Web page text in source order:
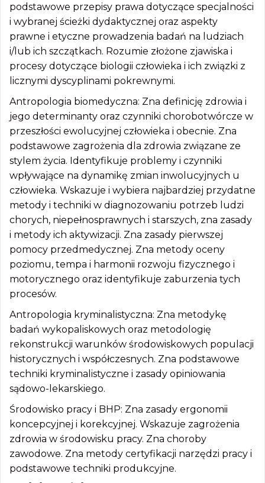
podstawowe przepisy prawa dotyczące specjalności
i wybranej ścieżki dydaktycznej oraz aspekty
prawne i etyczne prowadzenia badań na ludziach
i/lub ich szczątkach. Rozumie złożone zjawiska i
procesy dotyczące biologii człowieka i ich związki z
licznymi dyscyplinami pokrewnymi.
Antropologia biomedyczna: Zna definicję zdrowia i
jego determinanty oraz czynniki chorobotwórcze w
przeszłości ewolucyjnej człowieka i obecnie. Zna
podstawowe zagrożenia dla zdrowia związane ze
stylem życia. Identyfikuje problemy i czynniki
wpływające na dynamikę zmian inwolucyjnych u
człowieka. Wskazuje i wybiera najbardziej przydatne
metody i techniki w diagnozowaniu potrzeb ludzi
chorych, niepełnosprawnych i starszych, zna zasady
i metody ich aktywizacji. Zna zasady pierwszej
pomocy przedmedycznej. Zna metody oceny
poziomu, tempa i harmonii rozwoju fizycznego i
motorycznego oraz identyfikuje zaburzenia tych
procesów.
Antropologia kryminalistyczna: Zna metodykę
badań wykopaliskowych oraz metodologię
rekonstrukcji warunków środowiskowych populacji
historycznych i współczesnych. Zna podstawowe
techniki kryminalistyczne i zasady opiniowania
sądowo-lekarskiego.
Środowisko pracy i BHP: Zna zasady ergonomii
koncepcyjnej i korekcyjnej. Wskazuje zagrożenia
zdrowia w środowisku pracy. Zna choroby
zawodowe. Zna metody certyfikacji narzędzi pracy i
podstawowe techniki produkcyjne.